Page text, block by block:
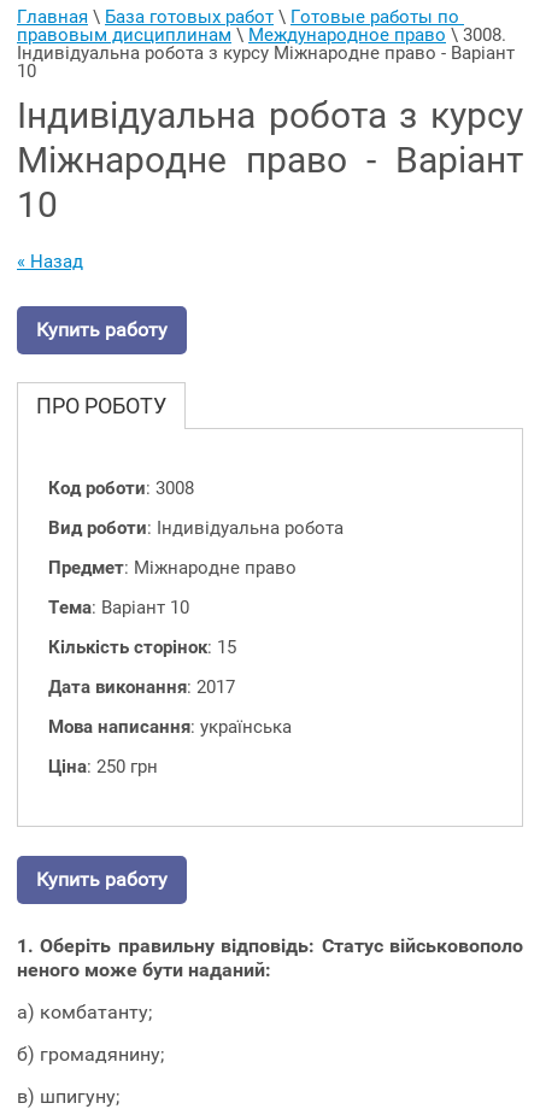
Главная \ База готовых работ \ Готовые работы по
правовым дисциплинам \ Международное право \ 3008.
Індивідуальна робота з курсу Міжнародне право - Варіант
10
Індивідуальна робота з курсу
Міжнародне право - Варіант
10
« Назад
Купить работу
ПРО РОБОТУ
Код роботи: 3008
Вид роботи: Індивідуальна робота
Предмет: Міжнародне право
Тема: Варіант 10
Кількість сторінок: 15
Дата виконання: 2017
Мова написання: українська
Ціна: 250 грн
Купить работу
1. Оберіть правильну відповідь: Статус військовополо
неного може бути наданий:
а) комбатанту;
б) громадянину;
в) шпигуну;